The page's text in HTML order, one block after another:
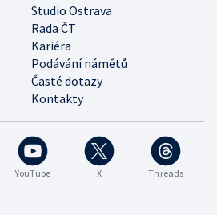
Studio Ostrava
Rada ČT
Kariéra
Podávání námětů
Časté dotazy
Kontakty
YouTube X Threads